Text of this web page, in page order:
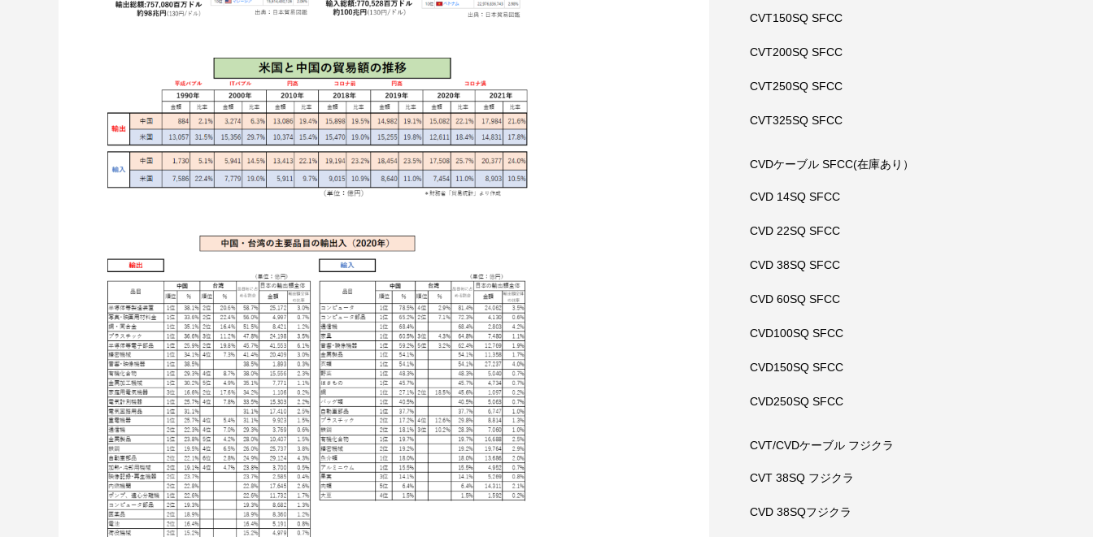
CVT150SQ SFCC
CVT200SQ SFCC
CVT250SQ SFCC
CVT325SQ SFCC
CVDケーブル SFCC(在庫あり）
CVD 14SQ SFCC
CVD 22SQ SFCC
CVD 38SQ SFCC
CVD 60SQ SFCC
CVD100SQ SFCC
CVD150SQ SFCC
CVD250SQ SFCC
CVT/CVDケーブル フジクラ
CVT 38SQ フジクラ
CVD 38SQフジクラ